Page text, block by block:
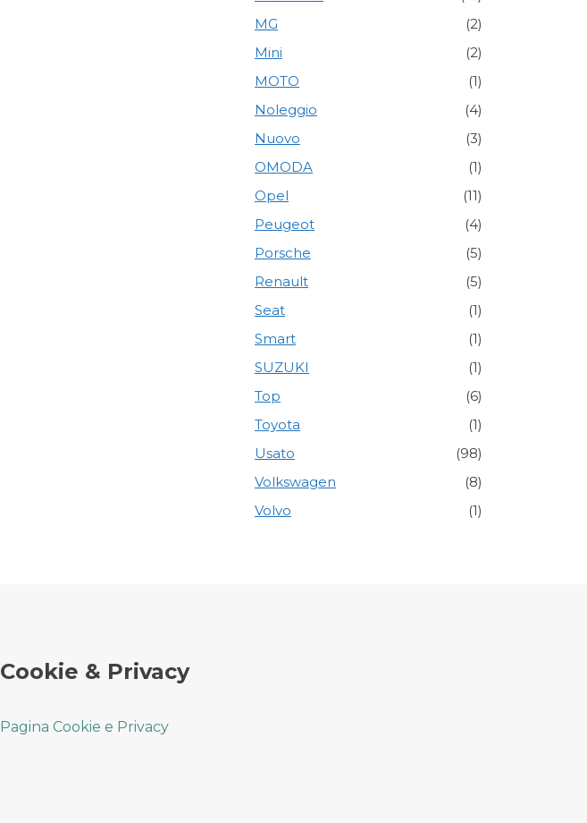
MG
(2)
Mini
(2)
MOTO
(1)
Noleggio
(4)
Nuovo
(3)
OMODA
(1)
Opel
(11)
Peugeot
(4)
Porsche
(5)
Renault
(5)
Seat
(1)
Smart
(1)
SUZUKI
(1)
Top
(6)
Toyota
(1)
Usato
(98)
Volkswagen
(8)
Volvo
(1)
Cookie & Privacy
Pagina Cookie e Privacy